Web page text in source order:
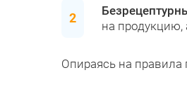
на продукцию,
Опираясь на правила